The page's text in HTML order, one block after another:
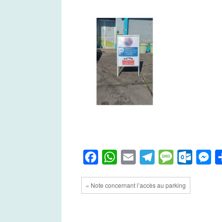
FacebookWhatsApp
Email TelegramMessage
« Note concernant l’accès au parking